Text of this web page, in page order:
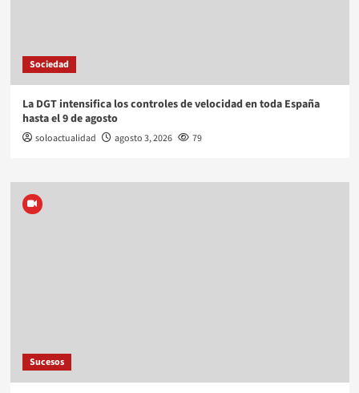
Sociedad
La DGT intensifica los controles de velocidad en toda España
hasta el 9 de agosto
soloactualidad agosto 3, 2026 79
Sucesos